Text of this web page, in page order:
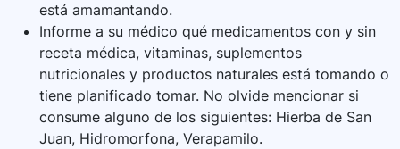
está amamantando.
Informe a su médico qué medicamentos con y sin
receta médica, vitaminas, suplementos
nutricionales y productos naturales está tomando o
tiene planificado tomar. No olvide mencionar si
consume alguno de los siguientes: Hierba de San
Juan, Hidromorfona, Verapamilo.